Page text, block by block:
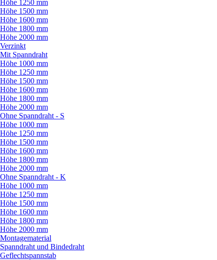
Höhe 1250 mm
Höhe 1500 mm
Höhe 1600 mm
Höhe 1800 mm
Höhe 2000 mm
Verzinkt
Mit Spanndraht
Höhe 1000 mm
Höhe 1250 mm
Höhe 1500 mm
Höhe 1600 mm
Höhe 1800 mm
Höhe 2000 mm
Ohne Spanndraht - S
Höhe 1000 mm
Höhe 1250 mm
Höhe 1500 mm
Höhe 1600 mm
Höhe 1800 mm
Höhe 2000 mm
Ohne Spanndraht - K
Höhe 1000 mm
Höhe 1250 mm
Höhe 1500 mm
Höhe 1600 mm
Höhe 1800 mm
Höhe 2000 mm
Montagematerial
Spanndraht und Bindedraht
Geflechtspannstab